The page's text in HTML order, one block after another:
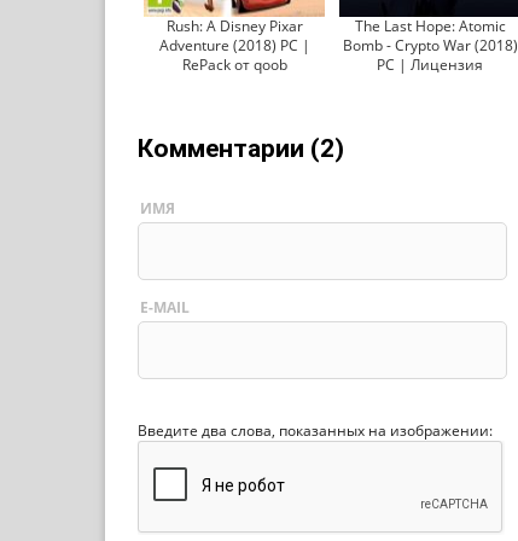
Rush: A Disney Pixar
Adventure (2018) PC |
RePack от qoob
The Last Hope: Atomic
Bomb - Crypto War (2018)
PC | Лицензия
Комментарии (2)
ИМЯ
E-MAIL
Введите два слова, показанных на изображении: